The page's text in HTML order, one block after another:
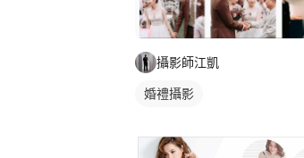
攝影師江凱
婚禮攝影